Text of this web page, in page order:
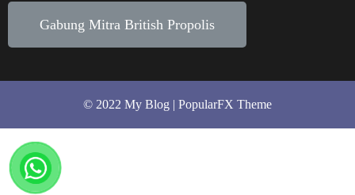
Gabung Mitra British Propolis
© 2022 My Blog | PopularFX Theme